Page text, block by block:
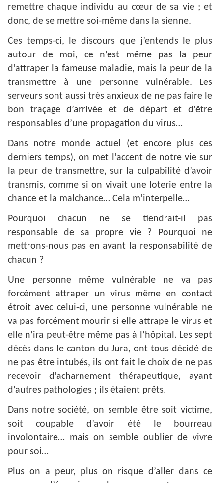
remettre chaque individu au cœur de sa vie ; et
donc, de se mettre soi-même dans la sienne.
Ces temps-ci, le discours que j’entends le plus
autour de moi, ce n’est même pas la peur
d’attraper la fameuse maladie, mais la peur de la
transmettre à une personne vulnérable. Les
serveurs sont aussi très anxieux de ne pas faire le
bon traçage d’arrivée et de départ et d’être
responsables d’une propagation du virus…
Dans notre monde actuel (et encore plus ces
derniers temps), on met l’accent de notre vie sur
la peur de transmettre, sur la culpabilité d’avoir
transmis, comme si on vivait une loterie entre la
chance et la malchance… Cela m’interpelle…
Pourquoi chacun ne se tiendrait-il pas
responsable de sa propre vie ? Pourquoi ne
mettrons-nous pas en avant la responsabilité de
chacun ?
Une personne même vulnérable ne va pas
forcément attraper un virus même en contact
étroit avec celui-ci, une personne vulnérable ne
va pas forcément mourir si elle attrape le virus et
elle n’ira peut-être même pas à l’hôpital. Les sept
décès dans le canton du Jura, ont tous décidé de
ne pas être intubés, ils ont fait le choix de ne pas
recevoir d’acharnement thérapeutique, ayant
d’autres pathologies ; ils étaient prêts.
Dans notre société, on semble être soit victime,
soit coupable d’avoir été le bourreau
involontaire… mais on semble oublier de vivre
pour soi…
Plus on a peur, plus on risque d’aller dans ce